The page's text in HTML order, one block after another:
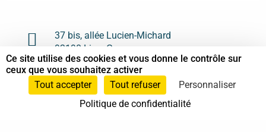

37 bis, allée Lucien-Michard
93190 Livry-Gargan
 06 61 87 28 09
Nous contacter
Ce site utilise des cookies et vous donne le contrôle sur
ceux que vous souhaitez activer
Tout accepter
Tout refuser
Personnaliser
Politique de confidentialité